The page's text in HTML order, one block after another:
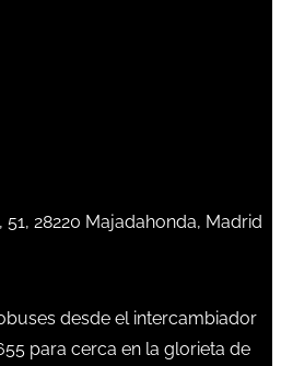
51, 28220 Majadahonda, Madrid
desde el intercambiador
para cerca en la glorieta de